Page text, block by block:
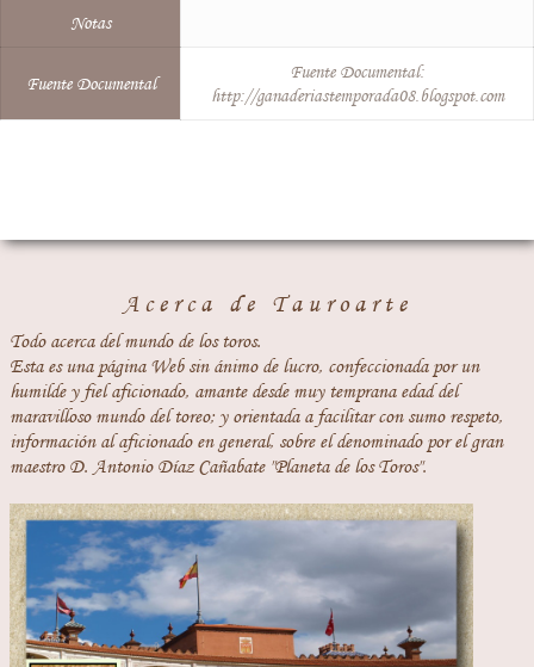
Notas
Fuente Documental
Fuente Documental:
http://ganaderiastemporada08.blogspot.com
Acerca de Tauroarte
Todo acerca del mundo de los toros.
Esta es una página Web sin ánimo de lucro, confeccionada por un
humilde y fiel aficionado, amante desde muy temprana edad del
maravilloso mundo del toreo; y orientada a facilitar con sumo respeto,
información al aficionado en general, sobre el denominado por el gran
maestro D. Antonio Díaz Cañabate "Planeta de los Toros".